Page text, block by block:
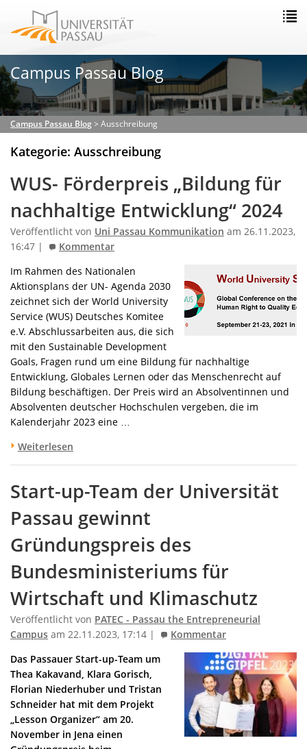
Campus Passau Blog
Campus Passau Blog> Ausschreibung
Kategorie: Ausschreibung
WUS- Förderpreis „Bildung für
nachhaltige Entwicklung“ 2024
Veröffentlicht von Uni Passau Kommunikation am 26.11.2023,
16:47 |
Kommentar
Im Rahmen des Nationalen
Aktionsplans der UN- Agenda 2030
zeichnet sich der World University
Service (WUS) Deutsches Komitee
e.V. Abschlussarbeiten aus, die sich
mit den Sustainable Development
Goals, Fragen rund um eine Bildung für nachhaltige
Entwicklung, Globales Lernen oder das Menschenrecht auf
Bildung beschäftigen. Der Preis wird an Absolventinnen und
Absolventen deutscher Hochschulen vergeben, die im
Kalenderjahr 2023 eine …
Weiterlesen
Start-up-Team der Universität
Passau gewinnt
Gründungspreis des
Bundesministeriums für
Wirtschaft und Klimaschutz
Veröffentlicht von PATEC - Passau the Entrepreneurial
Campus am 22.11.2023, 17:14 | Kommentar
Das Passauer Start-up-Team um
Thea Kakavand, Klara Gorisch,
Florian Niederhuber und Tristan
Schneider hat mit dem Projekt
„Lesson Organizer“ am 20.
November in Jena einen